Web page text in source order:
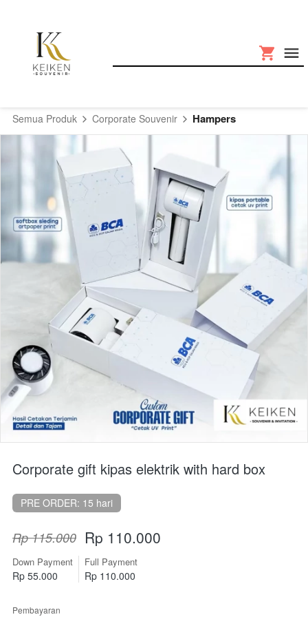
Semua Produk Corporate Souvenir Hampers
Corporate gift kipas elektrik with hard box
PRE ORDER: 15 hari
Rp 115.000 Rp 110.000
Down Payment
Rp 55.000
Full Payment
Rp 110.000
Pembayaran